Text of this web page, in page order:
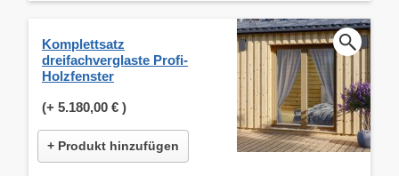
Komplettsatz
dreifachverglaste Profi-
Holzfenster
(+ 5.180,00 € )
+ Produkt hinzufügen